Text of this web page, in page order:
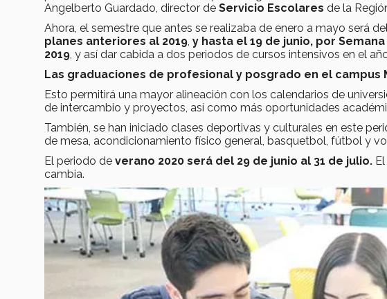
Angelberto Guardado, director de Servicio Escolares de la
Ahora, el semestre que antes se realizaba de enero a mayo será
planes anteriores al 2019, y hasta el 19 de junio, por
2019, y así dar cabida a dos periodos de cursos intensivos en el
Las graduaciones de profesional y posgrado en el campus
Esto permitirá una mayor alineación con los calendarios de
de intercambio y proyectos, así como más oportunidades
También, se han iniciado clases deportivas y culturales en este
de mesa, acondicionamiento físico general, basquetbol, fútbol y
El periodo de verano 2020 será del 29 de junio al 31 de julio.
cambia.